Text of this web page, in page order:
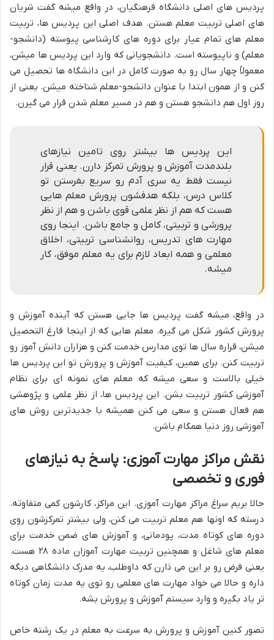
پردیس های اصلی دانشگاه فرهنگیان، در واقع میشه گفت شریان
های اصلی تربیت معلم هستن. هدف اصلی این پردیس ها، تربیت
معلم های تمام عیار برای دوره های کارشناسی پیوسته (دانشجو-
معلم) و ناپیوسته است. دانشجویانی که وارد این پردیس ها میشن،
معمولاً چهار سال رو به صورت کامل در این دانشگاه ها تحصیل می
کنن و از همون ابتدا با عنوان دانشجو-معلم شناخته میشن. یعنی از
روز اول هم دانشجو هستن و هم در مسیر معلم شدن قرار می گیرن.
این پردیس ها بیشتر روی تامین نیازهای
بلندمدت آموزش و پرورش تمرکز دارن. یعنی قرار
نیست فقط یه سری آدم رو سریع بفرستن تو
کلاس درس، بلکه هدفشون پرورش معلم هایی
هست که هم از نظر علمی قوی باشن و هم از نظر
پرورشی و تربیتی، کامل و جامع باشن. اینجا روی
مهارت های تدریس، روانشناسی تربیتی، اخلاق
معلمی و همه ابعاد لازم برای یه معلم موفق، کار
میشه.
در واقع، میشه گفت پردیس ها جایی هستن که آینده آموزش و
پرورش کشور شکل می گیره. معلم هایی که از اینجا فارغ التحصیل
میشن، قراره سال ها توی مدارس خدمت کنن و هزاران دانش آموز رو
تربیت کنن. برای همین، کیفیت آموزش و پرورش تو این پردیس ها
خیلی بالاست و سعی میشه که معلم های نمونه ای برای نظام
آموزشی کشور تربیت بشن. این پردیس ها، از نظر علمی و پژوهشی
هم فعال هستن و سعی می کنن همیشه با جدیدترین روش های
آموزشی روز دنیا همگام باشن.
نقش مراکز مهارت آموزی: پاسخ به نیازهای
فوری و تخصصی
حالا بریم سراغ مراکز مهارت آموزی. این مراکز، کارشون کمی متفاوته.
درسته که اونها هم معلم تربیت می کنن، ولی بیشتر تمرکزشون روی
دوره های کوتاه مدت، پودمانی، و آموزش های ضمن خدمت برای
معلم های شاغل و همچنین تربیت مهارت آموزان ماده ۲۸ هست.
یعنی فرض رو بر این می ذارن که داوطلب، یه مدرک دانشگاهی دیگه
داره و حالا می خواد مهارت های معلمی رو توی یه مدت زمان کوتاه
تر یاد بگیره و وارد سیستم آموزش و پرورش بشه.
تصور کنین آموزش و پرورش به سرعت به معلم در یک رشته خاص